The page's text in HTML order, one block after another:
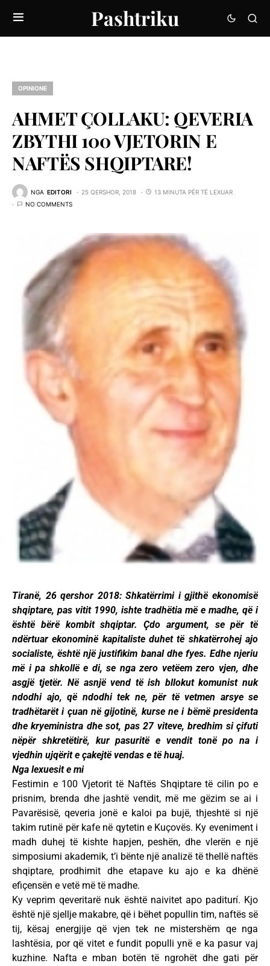
Pashtriku
OPINIONE
AHMET ÇOLLAKU: QEVERIA
ZBYTHI 100 VJETORIN E
NAFTËS SHQIPTARE!
NGA EDITORI 25 QERSHOR, 2018
13 MINUTA PËR TË LEXUAR
NO COMMENTS
Tiranë, 26 qershor 2018: Shkatërrimi i gjithë ekonomisë
shqiptare, pas vitit 1990, ishte tradhëtia më e madhe, që i
është bërë kombit shqiptar. Çdo argument, se për të
ndërtuar ekonominë kapitaliste duhet të shkatërrohej ajo
socialiste, është një justifikim banal dhe fyes. Edhe njeriu
më i pa shkollë e di, se nga zero vetëem zero vjen, dhe
asgjë tjetër. Në asnjë vend të ish bllokut komunist nuk
ndodhi ajo, që ndodhi tek ne, për të vetmen arsye se
tradhëtarët i çuan në gijotinë, kurse ne i bëmë presidenta
dhe kryeministra dhe sot, pas 27 viteve, bredhim si çifuti
nëpër shkretëtirë, kur pasuritë e vendit tonë po na i
vjedhin ujqërit e çakejtë vendas e të huaj.
Nga lexuesit e mi
Festimin e 100 Vjetorit të Naftës Shqiptare të cilin po e
prisnim, brenda dhe jashtë vendit, më me gëzim se ai i
Pavarësisë, qeveria jonë e kaloi pa bujë, thjeshtë si një
takim rutinë për kafe në qytetin e Kuçovës. Ky eveniment i
madh duhej të kishte hapjen, peshën, dhe vlerën e një
simposiumi akademik, t’i bënte një analizë të thellë naftës
shqiptare, prodhimit dhe etapave ku ajo e ka dhënë
efiçensën e vetë më të madhe.
Ky veprim qeveritarë nuk është naivitet apo paditurí. Kjo
është një sjellje makabre, që i bëhet popullin tim, naftës së
tij, kësaj energjije që vjen tek ne mistershëm qe nga
lashtësia, por që vitet e fundit populli ynë e ka pasur vaj
kuzhine. Nafta e mban botën të ngrohët dhe gati për